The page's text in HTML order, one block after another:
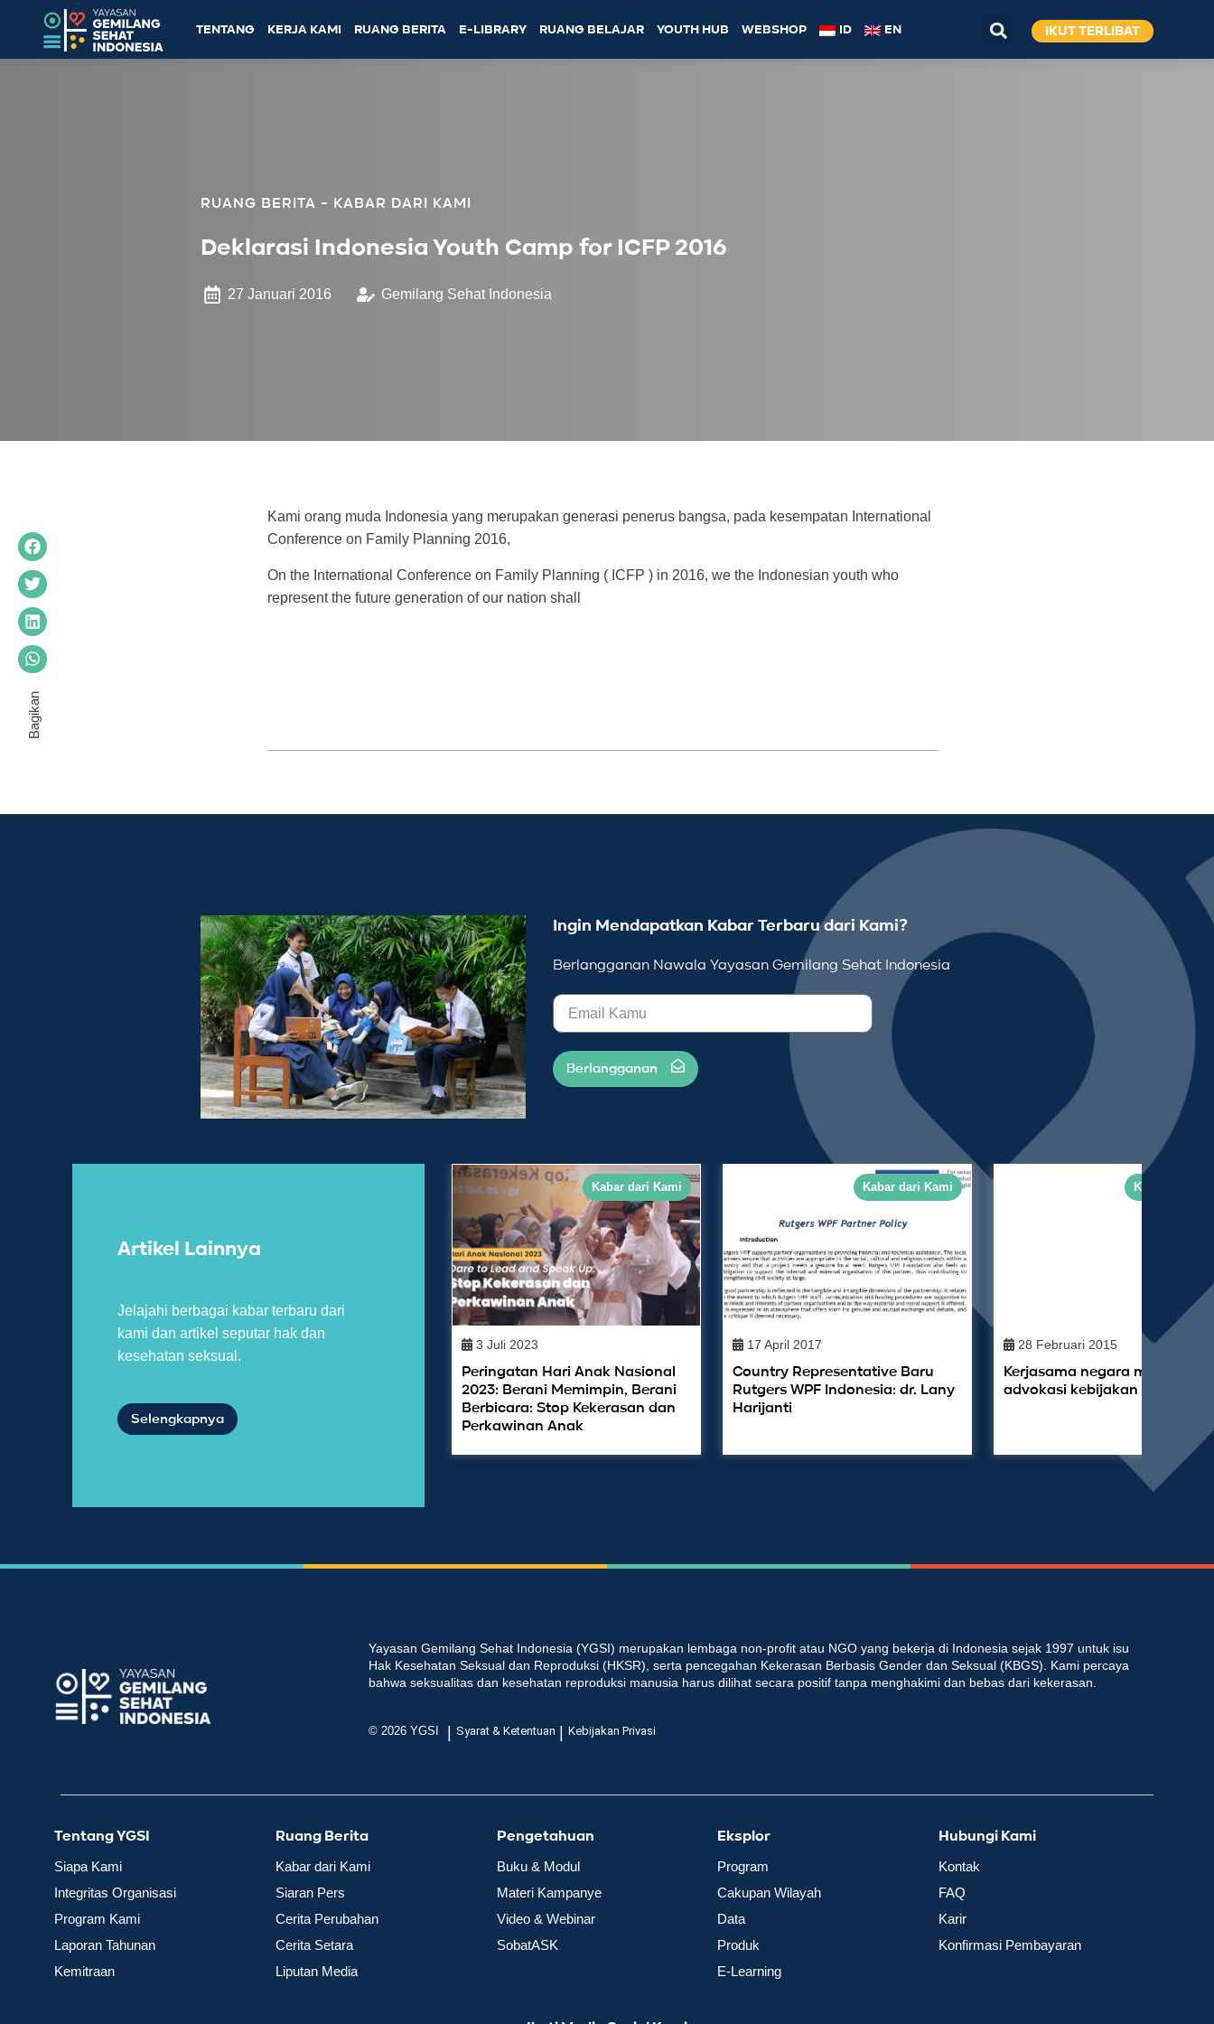
TENTANG KERJA KAMI RUANG BERITA E-LIBRARY RUANG BELAJAR YOUTH HUB WEBSHOP ID EN IKUT TERLIBAT
KABAR DARI KAMI
Deklarasi Indonesia Youth Camp for ICFP 2016
27 Januari 2016 Gemilang Sehat Indonesia
Kami orang muda Indonesia yang merupakan generasi penerus bangsa, pada kesempatan International
Conference on Family Planning 2016,
On the International Conference on Family Planning ( ICFP ) in 2016, we the Indonesian youth who
represent the future generation of our nation shall
Ingin Mendapatkan Kabar Terbaru dari Kami?
Berlangganan Nawala Yayasan Gemilang Sehat Indonesia
Berlangganan
Artikel Lainnya
Jelajahi berbagai kabar terbaru dari
kami dan artikel seputar hak dan
kesehatan seksual.
Selengkapnya
Kabar dari Kami
3 Juli 2023
Peringatan Hari Anak Nasional
2023: Berani Memimpin, Berani
Berbicara: Stop Kekerasan dan
Perkawinan Anak
Kabar dari Kami
17 April 2017
Country Representative Baru
Rutgers WPF Indonesia: dr. Lany
Harijanti
Kabar dari
28 Februari 2015
Kerjasama negara muslim
advokasi kebijakan
Yayasan Gemilang Sehat Indonesia (YGSI) merupakan lembaga non-profit atau NGO yang bekerja di Indonesia sejak 1997 untuk isu
Hak Kesehatan Seksual dan Reproduksi (HKSR), serta pencegahan Kekerasan Berbasis Gender dan Seksual (KBGS). Kami percaya
bahwa seksualitas dan kesehatan reproduksi manusia harus dilihat secara positif tanpa menghakimi dan bebas dari kekerasan.
© 2026 YGSI |Syarat & Ketentuan |Kebijakan Privasi
Tentang YGSI
Siapa Kami
Integritas Organisasi
Program Kami
Laporan Tahunan
Kemitraan
Ruang Berita
Kabar dari Kami
Siaran Pers
Cerita Perubahan
Cerita Setara
Liputan Media
Pengetahuan
Buku & Modul
Materi Kampanye
Video & Webinar
SobatASK
Eksplor
Program
Cakupan Wilayah
Data
Produk
E-Learning
Hubungi Kami
Kontak
FAQ
Karir
Konfirmasi Pembayaran